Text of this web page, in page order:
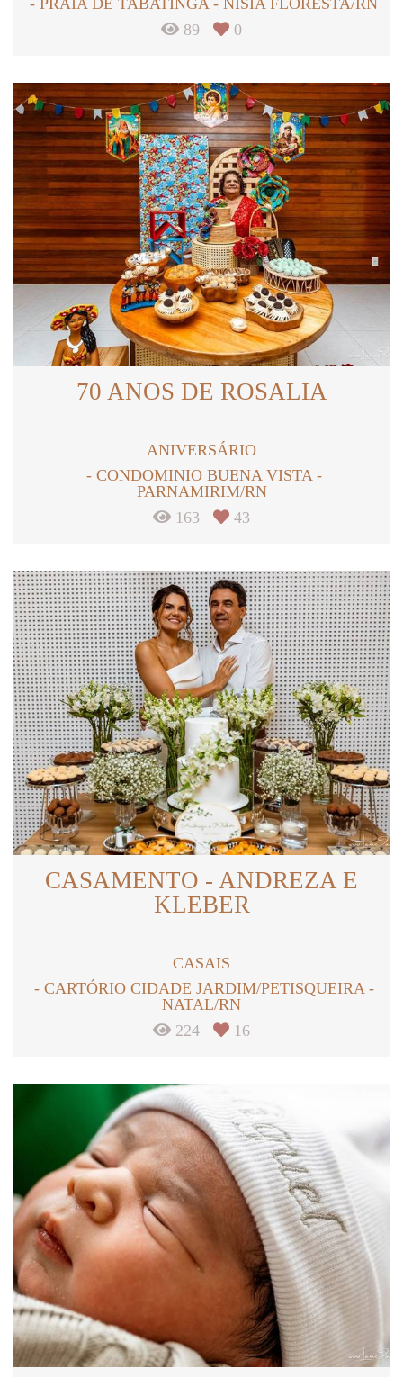
89
0
70 ANOS DE ROSALIA
ANIVERSÁRIO
CONDOMINIO BUENA VISTA -
PARNAMIRIM/RN
163
43
CASAMENTO - ANDREZA E
KLEBER
CASAIS
CARTÓRIO CIDADE JARDIM/PETISQUEIRA -
NATAL/RN
224
16